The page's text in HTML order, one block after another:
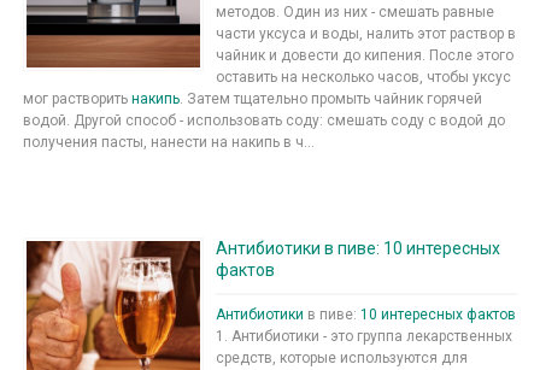
методов. Один из них - смешать равные
части уксуса и воды, налить этот раствор в
чайник и довести до кипения. После этого
оставить на несколько часов, чтобы уксус
мог растворить накипь . Затем тщательно промыть чайник горячей
водой. Другой способ - использовать соду: смешать соду с водой до
получения пасты, нанести на накипь в ч...
Антибиотики в пиве: 10 интересных
фактов
Антибиотики в пиве: 10 интересных фактов
1. Антибиотики - это группа лекарственных
средств, которые используются для